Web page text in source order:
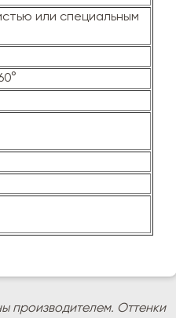
или специальным
производителем. Оттенки